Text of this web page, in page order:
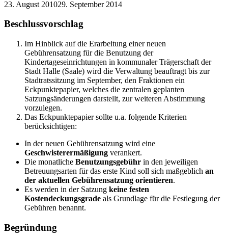
23. August 201029. September 2014
Beschlussvorschlag
Im Hinblick auf die Erarbeitung einer neuen
Gebührensatzung für die Benutzung der
Kindertageseinrichtungen in kommunaler Trägerschaft der
Stadt Halle (Saale) wird die Verwaltung beauftragt bis zur
Stadtratssitzung im September, den Fraktionen ein
Eckpunktepapier, welches die zentralen geplanten
Satzungsänderungen darstellt, zur weiteren Abstimmung
vorzulegen.
Das Eckpunktepapier sollte u.a. folgende Kriterien
berücksichtigen:
In der neuen Gebührensatzung wird eine
Geschwisterermäßigung verankert.
Die monatliche Benutzungsgebühr in den jeweiligen
Betreuungsarten für das erste Kind soll sich maßgeblich an
der aktuellen Gebührensatzung orientieren.
Es werden in der Satzung keine festen
Kostendeckungsgrade als Grundlage für die Festlegung der
Gebühren benannt.
Begründung